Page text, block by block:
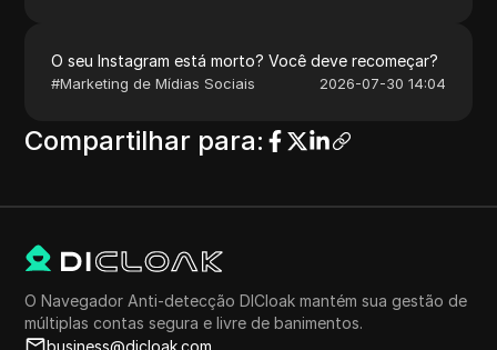
O seu Instagram está morto? Você deve recomeçar?
#Marketing de Mídias Sociais 2026-07-30 14:04
Compartilhar para:
O Navegador Anti-detecção DICloak mantém sua gestão de
múltiplas contas segura e livre de banimentos.
business@dicloak.com